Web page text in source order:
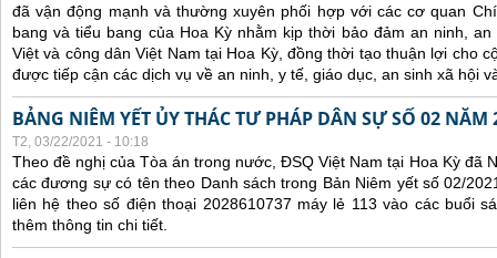
đãvận động mạnh và thường xuyên phối hợpvới cáccơ quan
bang và tiểu bang của Hoa Kỳ nhằm kịp thời bảo đảm an ninh,
Việtvà công dân Việt Nam tại Hoa Kỳ, đồng thời tạo thuận lợi cho
được tiếp cận các dịch vụ về an ninh, y tế, giáo dục, an sinh xã hội
BẢNG NIÊM YẾT ỦY THÁC TƯ PHÁP DÂN SỰ SỐ 02 NĂM
T2, 03/22/2021 - 10:18
Theo đề nghị của Tòa án trong nước, ĐSQ Việt Nam tại Hoa Kỳ đã
các đương sự có tên theo Danh sách trong Bản Niêm yết số 02/
liên hệ theo số điện thoại 2028610737 máy lẻ 113 vào các buổi
thêm thông tin chi tiết.